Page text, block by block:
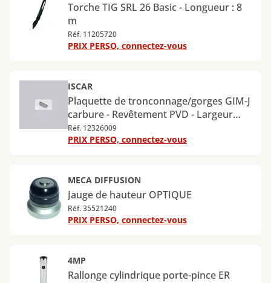
Torche TIG SRL 26 Basic - Longueur : 8
m
Réf. 11205720
PRIX PERSO, connectez-vous
ISCAR
Plaquette de tronconnage/gorges GIM-J
carbure - Revêtement PVD - Largeur
d'arête de coupe 2,2 mm - Rayon 0,17
mm - IC908
Réf. 12326009
PRIX PERSO, connectez-vous
MECA DIFFUSION
Jauge de hauteur OPTIQUE
Réf. 35521240
PRIX PERSO, connectez-vous
4MP
Rallonge cylindrique porte-pince ER